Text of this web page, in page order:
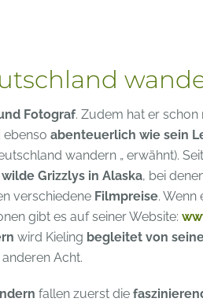
Fotograf. Zudem hat er schon
ebenso abenteuerlich wie sein
wandern „ erwähnt).
Grizzlys in Alaska, bei
verschiedene Filmpreise. Wenn
gibt es auf seiner Website:
wird Kieling begleitet von
Acht.
fallen zuerst die